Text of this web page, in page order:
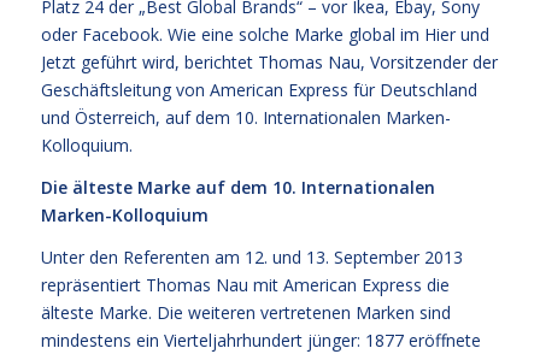
Platz 24 der „Best Global Brands“ – vor Ikea, Ebay, Sony
oder Facebook. Wie eine solche Marke global im Hier und
Jetzt geführt wird, berichtet Thomas Nau, Vorsitzender der
Geschäftsleitung von American Express für Deutschland
und Österreich, auf dem 10. Internationalen Marken-
Kolloquium.
Die älteste Marke auf dem 10. Internationalen
Marken-Kolloquium
Unter den Referenten am 12. und 13. September 2013
repräsentiert Thomas Nau mit American Express die
älteste Marke. Die weiteren vertretenen Marken sind
mindestens ein Vierteljahrhundert jünger: 1877 eröffnete